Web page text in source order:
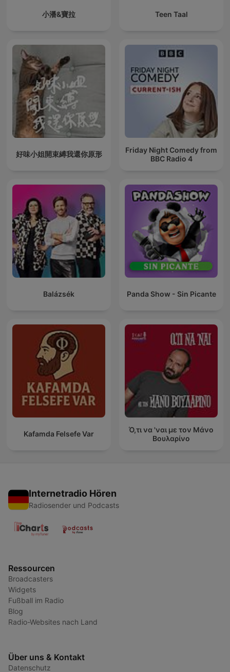
小潘&寶拉 Teen Taal
好味小姐開束縛我還你原形
Friday Night Comedy from
BBC Radio 4
Balázsék Panda Show - Sin Picante
Kafamda Felsefe Var
Ό,τι να 'ναι με τον Μάνο
Βουλαρίνο
Internetradio Hören
Radiosender und Podcasts
Ressourcen
Broadcasters
Widgets
Fußball im Radio
Blog
Radio-Websites nach Land
Über uns & Kontakt
Datenschutz